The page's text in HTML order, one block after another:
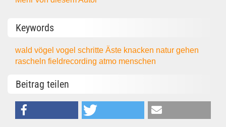
Keywords
waldvögelvogelschritteÄste knacken naturgehen
raschelnfieldrecordingatmo menschen
Beitrag teilen